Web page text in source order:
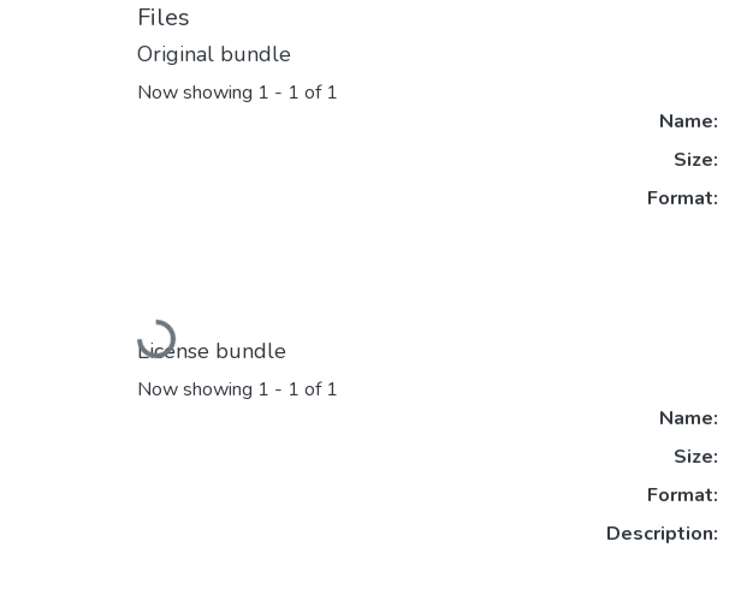
Files
Original bundle
Now showing 1 - 1 of 1
Loading...
Name:
Size:
Format:
License bundle
Now showing 1 - 1 of 1
Name:
Size:
Format:
Description: